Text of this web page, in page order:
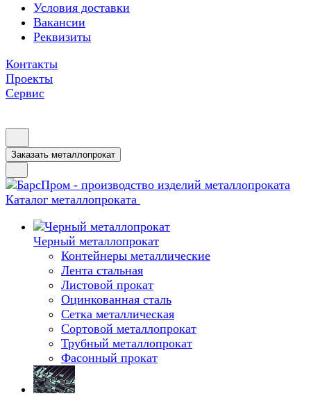
Условия доставки
Вакансии
Реквизиты
Контакты
Проекты
Сервис
Заказать металлопрокат
Каталог металлопроката
Черный металлопрокат
Контейнеры металлические
Лента стальная
Листовой прокат
Оцинкованная сталь
Сетка металлическая
Сортовой металлопрокат
Трубный металлопрокат
Фасонный прокат